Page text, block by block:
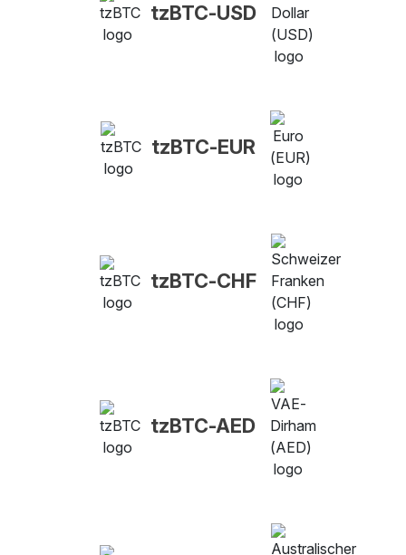
tzBTC-USD
tzBTC-EUR
tzBTC-CHF
tzBTC-AED